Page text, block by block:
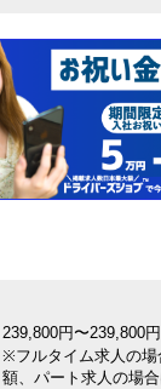
239,800円〜239,800円
※フルタイム求人の場
額、パート求人の場